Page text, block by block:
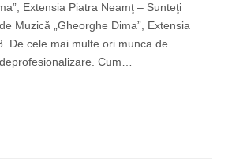
Extensia Piatra Neamţ – Sunteţi
Muzică „Gheorghe Dima”, Extensia
De cele mai multe ori munca de
Cum…